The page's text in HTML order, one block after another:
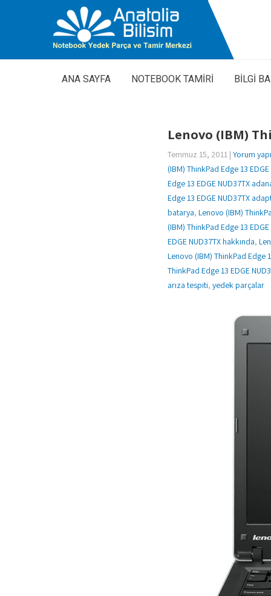
ANA SAYFA NOTEBOOK TAMİRİ BİLGİ
Lenovo (IBM)
Temmuz 15, 2011 | Yorum
(IBM) ThinkPad Edge 13
Edge 13 EDGE NUD37TX
Edge 13 EDGE NUD37TX
batarya, Lenovo (IBM)
(IBM) ThinkPad Edge 13
EDGE NUD37TX hakkında,
Lenovo (IBM) ThinkPad Edge
ThinkPad Edge 13 EDGE
arıza tespiti, yedek parçalar